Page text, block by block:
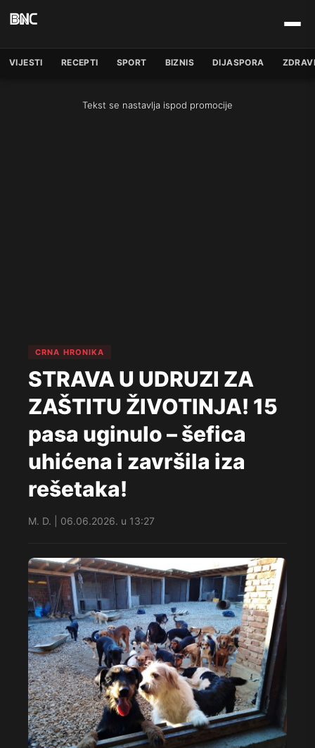
VIJESTI RECEPTI SPORT BIZNIS DIJASPORA
Tekst se nastavlja ispod promocije
CRNA HRONIKA
STRAVA U UDRUZI ZA
ZAŠTITU ŽIVOTINJA! 15
pasa uginulo – šefica
uhićena i završila iza
rešetaka!
M. D. | 06.06.2026. u 13:27